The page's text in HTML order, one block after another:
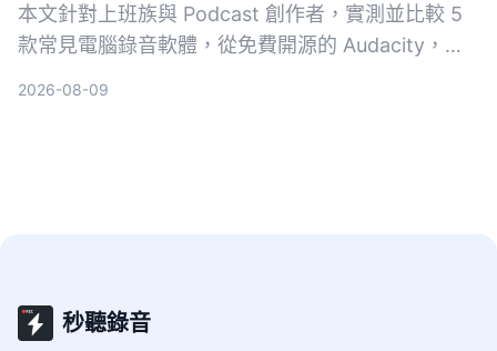
本文針對上班族與 Podcast 創作者，實測並比較 5
款常見電腦錄音軟體，從免費開源的 Audacity，到
2026-08-09
秒聽錄音